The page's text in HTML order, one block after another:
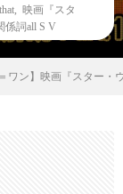
映画『スタ
係詞all S V
ワン】映画『スター